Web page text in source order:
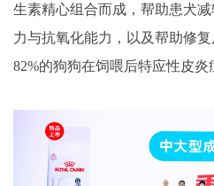
生素精心组合而成，帮助患犬
力与抗氧化能力，以及帮助修
82%的狗狗在饲喂后特应性皮